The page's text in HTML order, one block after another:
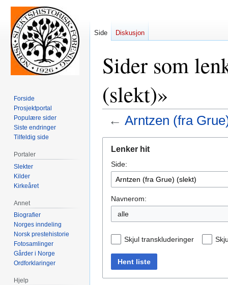
Sider som
(slekt)»
← Arntzen (fra
navigering
søk
Lenker hit
Side:
Navnerom:
alle
Skjul transkluderinger
Hent liste
Side Diskusjon
Forside
Prosjektportal
Populære sider
Siste endringer
Tilfeldig side
Portaler
Slekter
Kilder
Kirkeåret
Annet
Biografier
Norges inndeling
Norsk prestehistorie
Fotosamlinger
Gårder i Norge
Ordforklaringer
Hjelp